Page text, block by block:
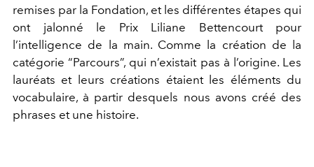
remises par la Fondation, et les différentes étapes qui
ont jalonné le Prix Liliane Bettencourt pour
l’intelligence de la main. Comme la création de la
catégorie “Parcours”, qui n’existait pas à l’origine. Les
lauréats et leurs créations étaient les éléments du
vocabulaire, à partir desquels nous avons créé des
phrases et une histoire.